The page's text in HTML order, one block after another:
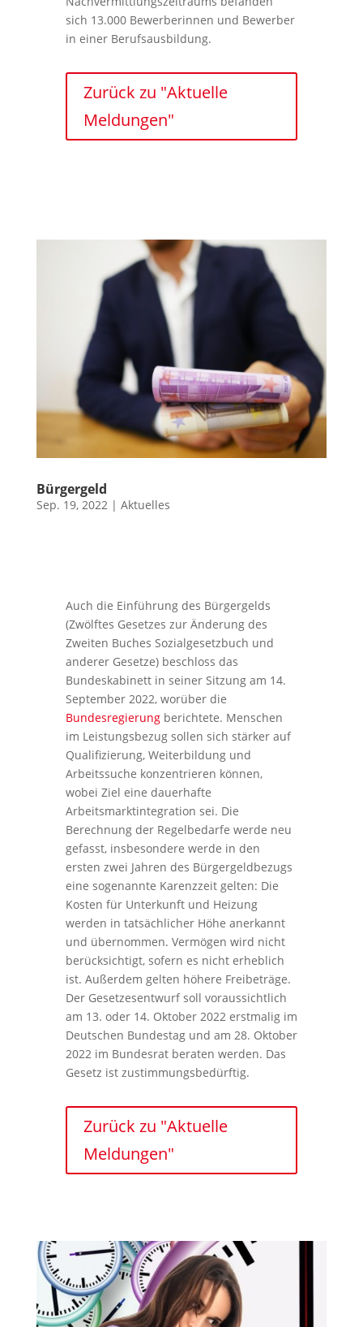
sich 13.000 Bewerberinnen und Bewerber
in einer Berufsausbildung.
Zurück zu "Aktuelle
Meldungen"
Bürgergeld
Sep. 19, 2022| Aktuelles
Auch die Einführung des Bürgergelds
(Zwölftes Gesetzes zur Änderung des
Zweiten Buches Sozialgesetzbuch und
anderer Gesetze) beschloss das
Bundeskabinett in seiner Sitzung am 14.
September 2022, worüber die
Bundesregierungberichtete. Menschen
im Leistungsbezug sollen sich stärker auf
Qualifizierung, Weiterbildung und
Arbeitssuche konzentrieren können,
wobei Ziel eine dauerhafte
Arbeitsmarktintegration sei. Die
Berechnung der Regelbedarfe werde neu
gefasst, insbesondere werde in den
ersten zwei Jahren des Bürgergeldbezugs
eine sogenannte Karenzzeit gelten: Die
Kosten für Unterkunft und Heizung
werden in tatsächlicher Höhe anerkannt
und übernommen. Vermögen wird nicht
berücksichtigt, sofern es nicht erheblich
ist. Außerdem gelten höhere Freibeträge.
Der Gesetzesentwurf soll voraussichtlich
am 13. oder 14. Oktober 2022 erstmalig im
Deutschen Bundestag und am 28. Oktober
2022 im Bundesrat beraten werden. Das
Gesetz ist zustimmungsbedürftig.
Zurück zu "Aktuelle
Meldungen"